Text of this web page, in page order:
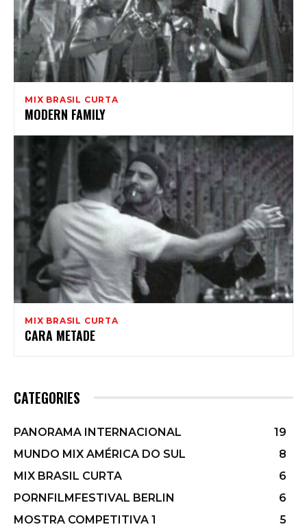
MIX BRASIL CURTA
MODERN FAMILY
MIX BRASIL CURTA
CARA METADE
CATEGORIES
PANORAMA INTERNACIONAL
19
MUNDO MIX AMÉRICA DO SUL
8
MIX BRASIL CURTA
6
PORNFILMFESTIVAL BERLIN
6
MOSTRA COMPETITIVA 1
5